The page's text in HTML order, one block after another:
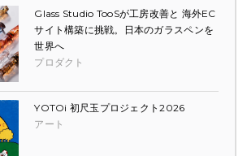
Glass Studio TooSが工房改善と 海外EC
サイト構築に挑戦。日本のガラスペンを
世界へ
プロダクト
YOTOi 初尺玉プロジェクト2026
アート